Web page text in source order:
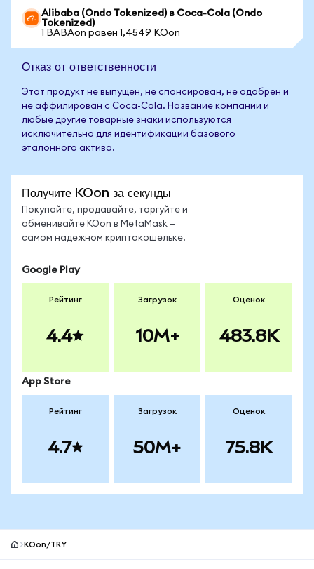
Alibaba (Ondo Tokenized) в Coca-Cola (Ondo
Tokenized)
1 BABAon равен 1,4549 KOon
Отказ от ответственности
Этот продукт не выпущен, не спонсирован, не одобрен и
не аффилирован с Coca-Cola. Название компании и
любые другие товарные знаки используются
исключительно для идентификации базового
эталонного актива.
Получите KOon за секунды
Покупайте, продавайте, торгуйте и
обменивайте KOon в MetaMask —
самом надёжном криптокошельке.
Google Play
Рейтинг
4.4
Загрузок
10M+
Оценок
483.8K
App Store
Рейтинг
4.7
Загрузок
50M+
Оценок
75.8K
KOon/TRY